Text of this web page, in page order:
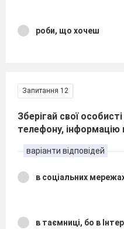
роби, що хочеш
Запитання 12
Зберігай свої
телефону, інформацію
варіанти відповідей
в соціальних
в таємниці, бо в